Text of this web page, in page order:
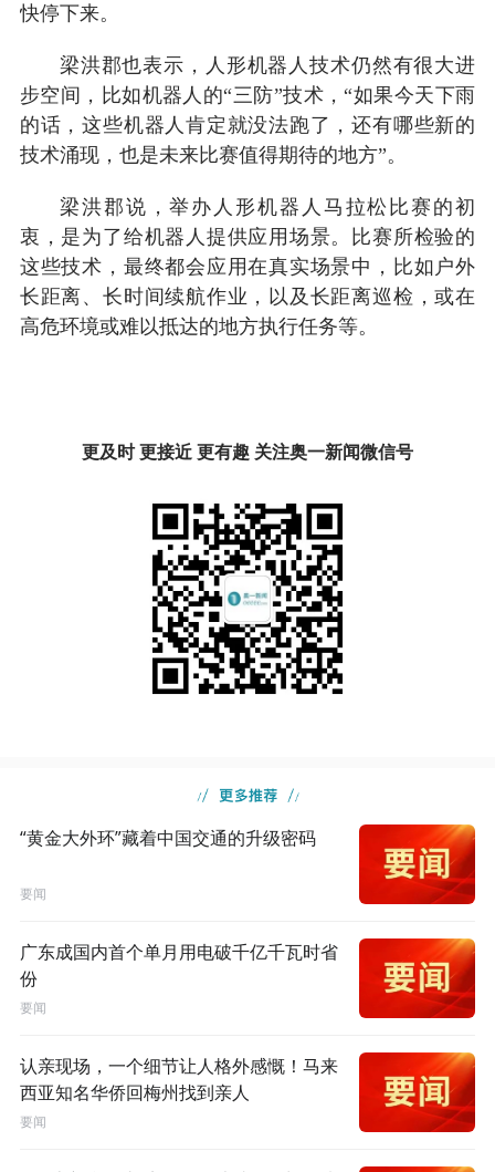
快停下来。
梁洪郡也表示，人形机器人技术仍然有很大进
步空间，比如机器人的“三防”技术，“如果今天下雨
的话，这些机器人肯定就没法跑了，还有哪些新的
技术涌现，也是未来比赛值得期待的地方”。
梁洪郡说，举办人形机器人马拉松比赛的初
衷，是为了给机器人提供应用场景。比赛所检验的
这些技术，最终都会应用在真实场景中，比如户外
长距离、长时间续航作业，以及长距离巡检，或在
高危环境或难以抵达的地方执行任务等。
更及时 更接近 更有趣 关注奥一新闻微信号
“黄金大外环”藏着中国交通的升级密码
要闻
广东成国内首个单月用电破千亿千瓦时省
份
要闻
认亲现场，一个细节让人格外感慨！马来
西亚知名华侨回梅州找到亲人
要闻